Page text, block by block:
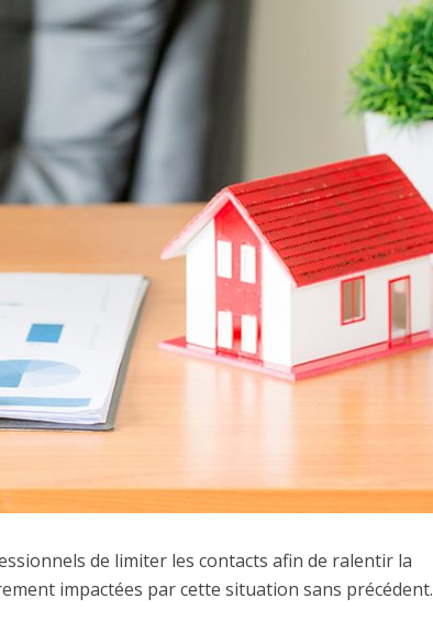
de limiter les contacts afin de ralentir la
impactées par cette situation sans précédent.